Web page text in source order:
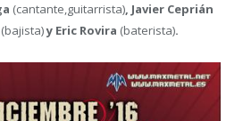
(cantante,guitarrista), Javier Ceprián
(bajista)y Eric Rovira (baterista).